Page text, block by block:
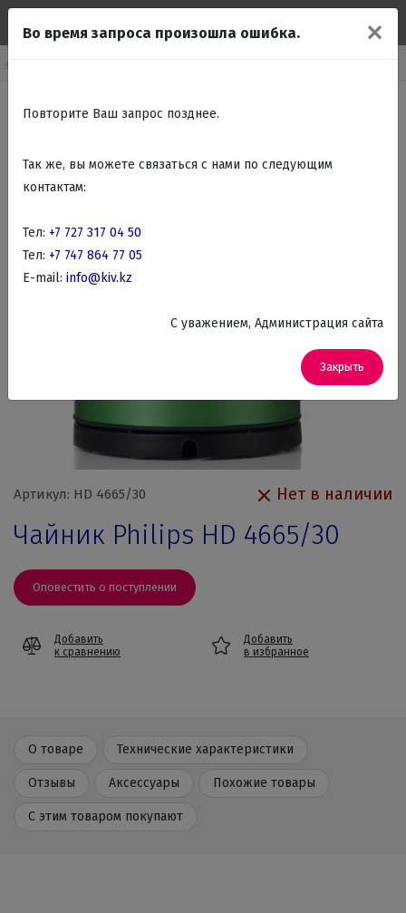
Артикул: HD 4665/30 Нет в наличии
Чайник Philips HD 4665/30
Оповестить о поступлении
Добавить
к сравнению
Добавить
в избранное
О товаре Технические характеристики
Отзывы Аксессуары Похожие товары
С этим товаром покупают
✕
Во время запроса произошла ошибка.
Повторите Ваш запрос позднее.
Так же, вы можете связаться с нами по следующим
контактам:
Тел: +7 727 317 04 50
Тел: +7 747 864 77 05
E-mail: info@kiv.kz
C уважением, Администрация сайта
Закрыть